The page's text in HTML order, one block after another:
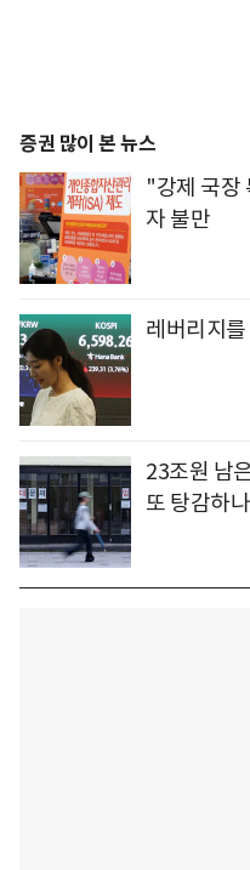
증권 많이 본 뉴스
"강제 국장
자 불만
레버리지
23조원 남
또 탕감하나